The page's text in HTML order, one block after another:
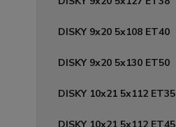
DISKY 9x20 5x108 ET40
DISKY 9x20 5x130 ET50
DISKY 10x21 5x112 ET35